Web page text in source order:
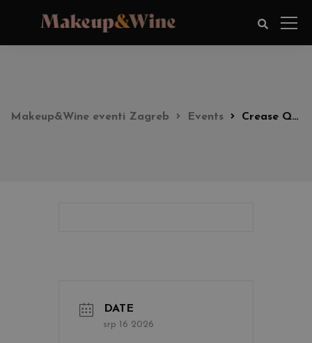
Makeup&Wine eventi Zagreb Events Crease Queen Look party 18:00h
DATE
srp 16 2026